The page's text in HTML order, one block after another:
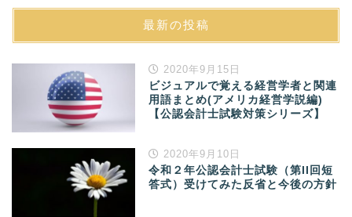
最新の投稿
2020年9月15日
ビジュアルで覚える経営学者と関連
用語まとめ(アメリカ経営学説編)
【公認会計士試験対策シリーズ】
2020年9月10日
令和２年公認会計士試験（第II回短
答式）受けてみた反省と今後の方針